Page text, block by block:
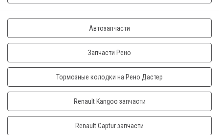
Автозапчасти
Запчасти Рено
Тормозные колодки на Рено Дастер
Renault Kangoo запчасти
Renault Captur запчасти